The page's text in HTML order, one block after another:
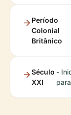
Período
Colonial
Britânico
Século
XXI
-